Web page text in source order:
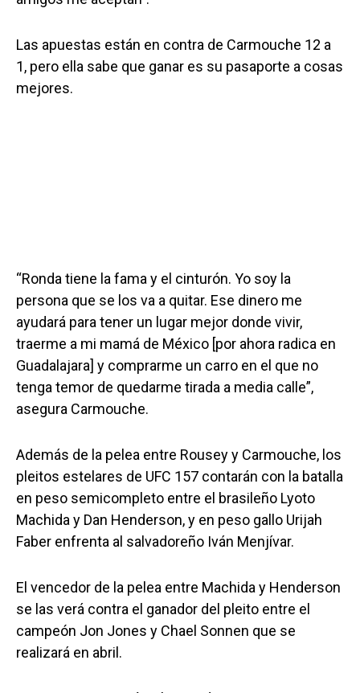
Las apuestas están en contra de Carmouche 12 a
1, pero ella sabe que ganar es su pasaporte a cosas
mejores.
“Ronda tiene la fama y el cinturón. Yo soy la
persona que se los va a quitar. Ese dinero me
ayudará para tener un lugar mejor donde vivir,
traerme a mi mamá de México [por ahora radica en
Guadalajara] y comprarme un carro en el que no
tenga temor de quedarme tirada a media calle”,
asegura Carmouche.
Además de la pelea entre Rousey y Carmouche, los
pleitos estelares de UFC 157 contarán con la batalla
en peso semicompleto entre el brasileño Lyoto
Machida y Dan Henderson, y en peso gallo Urijah
Faber enfrenta al salvadoreño Iván Menjívar.
El vencedor de la pelea entre Machida y Henderson
se las verá contra el ganador del pleito entre el
campeón Jon Jones y Chael Sonnen que se
realizará en abril.